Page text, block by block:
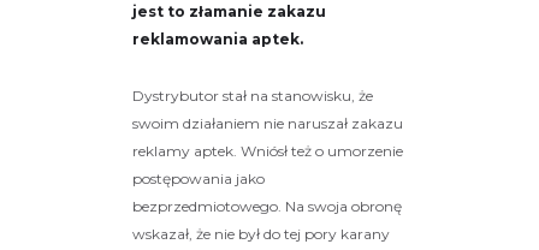
jest to złamanie zakazu
reklamowania aptek.
Dystrybutor stał na stanowisku, że
swoim działaniem nie naruszał zakazu
reklamy aptek. Wniósł też o umorzenie
postępowania jako
bezprzedmiotowego. Na swoja obronę
wskazał, że nie był do tej pory karany